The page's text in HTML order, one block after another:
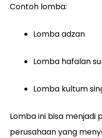
Contoh lomba:
Lomba adzan
Lomba hafalan
Lomba kultum
Lomba ini bisa
perusahaan yang